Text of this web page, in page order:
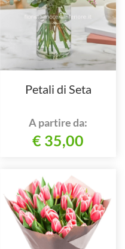
Petali di Seta
A partire da:
€ 35,00